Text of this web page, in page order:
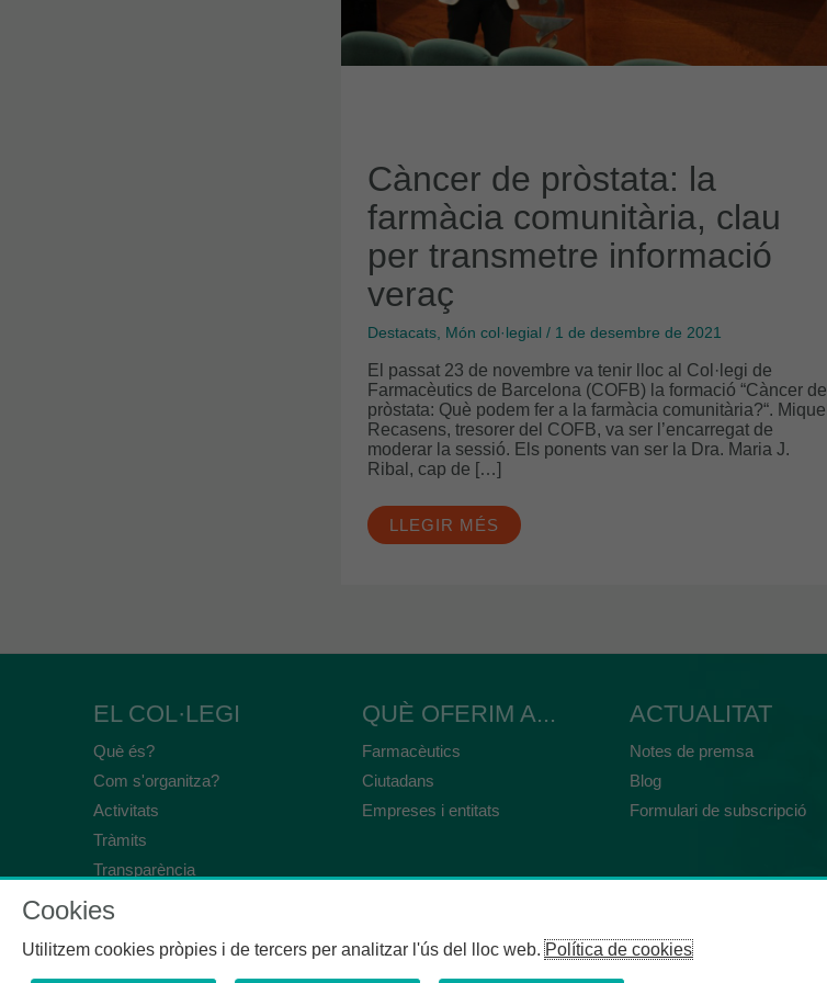
Càncer de pròstata: la
farmàcia comunitària, clau
per transmetre informació
veraç
Destacats, Món col·legial / 1 de desembre de 2021
El passat 23 de novembre va tenir lloc al Col·legi de
Farmacèutics de Barcelona (COFB) la formació “Càncer de
pròstata: Què podem fer a la farmàcia comunitària?“. Miquel
Recasens, tresorer del COFB, va ser l’encarregat de
moderar la sessió. Els ponents van ser la Dra. Maria J.
Ribal, cap de […]
LLEGIR MÉS
EL COL·LEGI
Què és?
Com s'organitza?
Activitats
Tràmits
Transparència
QUÈ OFERIM A...
Farmacèutics
Ciutadans
Empreses i entitats
ACTUALITAT
Notes de premsa
Blog
Formulari de subscripció
Cookies
Utilitzem cookies pròpies i de tercers per analitzar l'ús del lloc web.Política de cookies